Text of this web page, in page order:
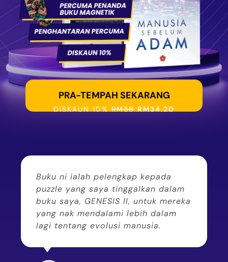
PRA-TEMPAH SEKARANG
DISKAUN 10% RM38 RM34.20
Buku ni ialah pelengkap kepada
puzzle yang saya tinggalkan dalam
buku saya, GENESIS II, untuk mereka
yang nak mendalami lebih dalam
lagi tentang evolusi manusia.